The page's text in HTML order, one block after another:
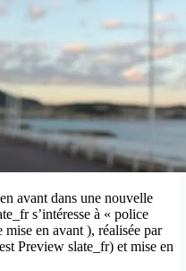
avant dans une nouvelle
s’intéresse à « police
en avant ), réalisée par
Preview slate_fr) et mise en